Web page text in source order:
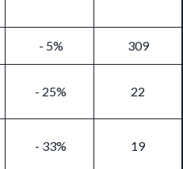
- 5% 309
- 25% 22
- 33% 19